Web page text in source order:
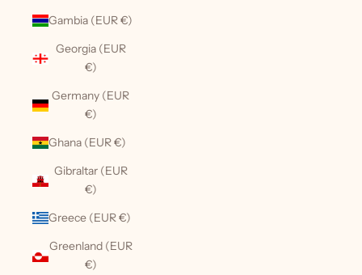
Gambia (EUR €)
Georgia (EUR
€)
Germany (EUR
€)
Ghana (EUR €)
Gibraltar (EUR
€)
Greece (EUR €)
Greenland (EUR
€)